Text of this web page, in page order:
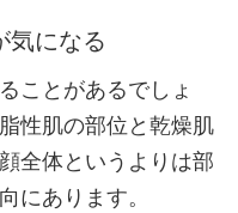
気になる
ことがあるでしょ
性肌の部位と乾燥肌
全体というよりは部
にあります。